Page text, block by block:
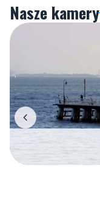
Nasze kamery